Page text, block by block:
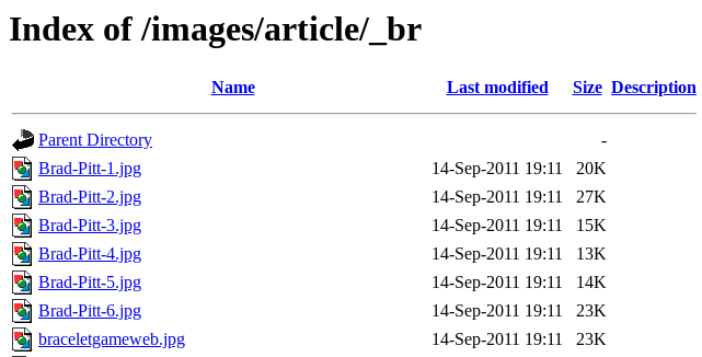
Index of /images/article/_br
Name Last modified Size Description
Parent Directory
-
Brad-Pitt-1.jpg
14-Sep-2011 19:11
20K
Brad-Pitt-2.jpg
14-Sep-2011 19:11
27K
Brad-Pitt-3.jpg
14-Sep-2011 19:11
15K
Brad-Pitt-4.jpg
14-Sep-2011 19:11
13K
Brad-Pitt-5.jpg
14-Sep-2011 19:11
14K
Brad-Pitt-6.jpg
14-Sep-2011 19:11
23K
braceletgameweb.jpg
14-Sep-2011 19:11
23K